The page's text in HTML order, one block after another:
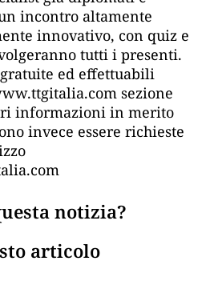
incontro altamente
innovativo, con quiz e
tutti i presenti.
ed effettuabili
sezione
informazioni in merito
invece essere richieste
notizia?
articolo